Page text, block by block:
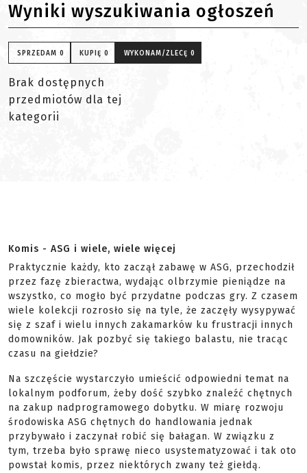
Wyniki wyszukiwania ogłoszeń
SPRZEDAM 0 KUPIĘ 0 WYKONAM/ZLECĘ 0
Brak dostępnych
przedmiotów dla tej
kategorii
Komis - ASG i wiele, wiele więcej
Praktycznie każdy, kto zaczął zabawę w ASG, przechodził
przez fazę zbieractwa, wydając olbrzymie pieniądze na
wszystko, co mogło być przydatne podczas gry. Z czasem
wiele kolekcji rozrosło się na tyle, że zaczęły wysypywać
się z szaf i wielu innych zakamarków ku frustracji innych
domowników. Jak pozbyć się takiego balastu, nie tracąc
czasu na giełdzie?
Na szczęście wystarczyło umieścić odpowiedni temat na
lokalnym podforum, żeby dość szybko znaleźć chętnych
na zakup nadprogramowego dobytku. W miarę rozwoju
środowiska ASG chętnych do handlowania jednak
przybywało i zaczynał robić się bałagan. W związku z
tym, trzeba było sprawę nieco usystematyzować i tak oto
powstał komis, przez niektórych zwany też giełdą.